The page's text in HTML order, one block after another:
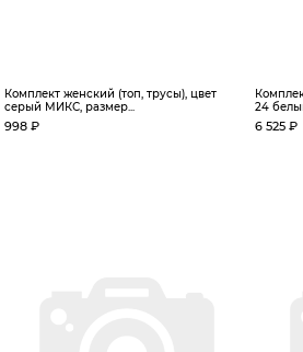
Комплект женский (топ, трусы), цвет
серый МИКС, размер...
998 ₽
24
6 525 ₽